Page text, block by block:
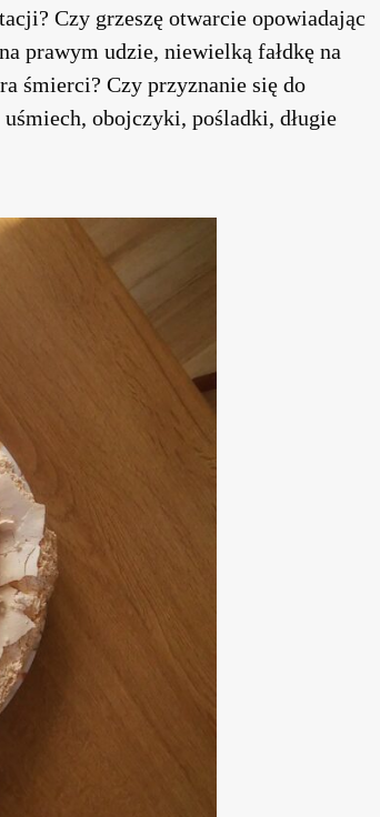
Czy grzeszę otwarcie opowiadając
prawym udzie, niewielką fałdkę na
śmierci? Czy przyznanie się do
obojczyki, pośladki, długie